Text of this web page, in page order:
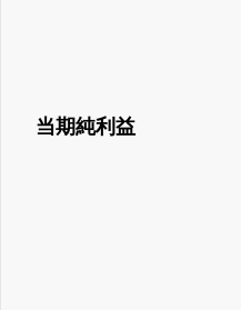
当期純利益